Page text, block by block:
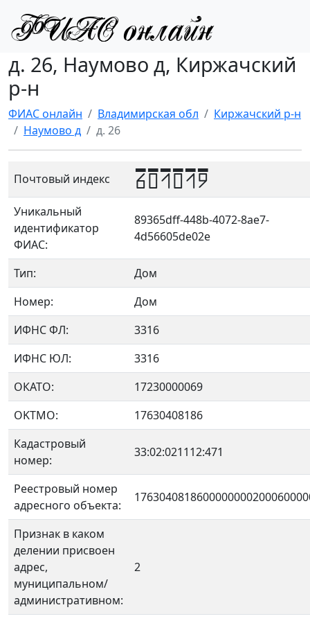
д. 26, Наумово д, Киржачский
р-н
ФИАС онлайн Владимирская обл
Киржачский р-н
Наумово д
д. 26
Почтовый индекс 601019
Уникальный
идентификатор
ФИАС:
89365dff-448b-4072-8ae7-
4d56605de02e
Тип:
Дом
Номер:
Дом
ИФНС ФЛ:
3316
ИФНС ЮЛ:
3316
ОКАТО:
17230000069
OKTMO:
17630408186
Кадастровый
номер:
33:02:021112:471
Реестровый номер
адресного объекта:
Признак в каком
делении присвоен
адрес,
муниципальном/
административном:
2